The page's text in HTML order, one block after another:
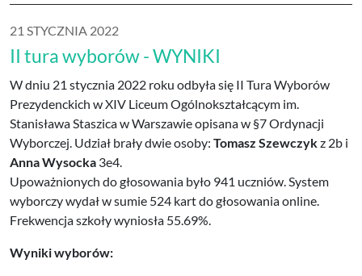
21 STYCZNIA 2022
II tura wyborów - WYNIKI
W dniu 21 stycznia 2022 roku odbyła się II Tura Wyborów
Prezydenckich w XIV Liceum Ogólnokształcącym im.
Stanisława Staszica w Warszawie opisana w §7 Ordynacji
Wyborczej. Udział brały dwie osoby: Tomasz Szewczykz 2b i
Anna Wysocka 3e4.
Upoważnionych do głosowania było 941 uczniów. System
wyborczy wydał w sumie 524 kart do głosowania online.
Frekwencja szkoły wyniosła 55.69%.
Wyniki wyborów: